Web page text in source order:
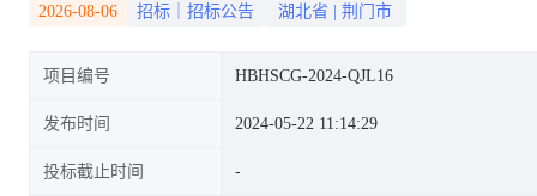
三)竞争性磋商公告
2026-08-06 招标｜招标公告 湖北省 荆门市
项目编号 HBHSCG-2024-QJL16
发布时间 2024-05-22 11:14:29
投标截止时间